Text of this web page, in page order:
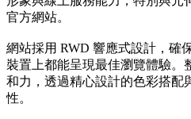
官方網站。
網站採用 RWD 響應式設計，確
裝置上都能呈現最佳瀏覽體驗。
和力，透過精心設計的色彩搭配
性。